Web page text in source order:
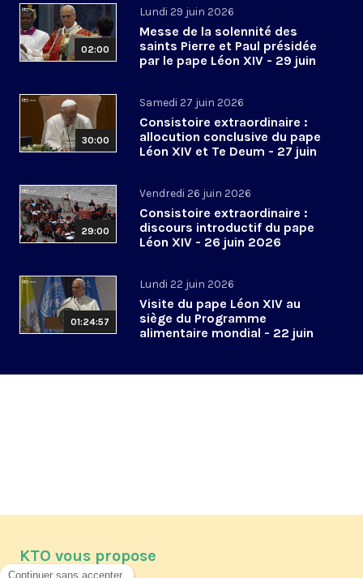
02:00
Lundi 29 juin 2026
Messe de la solennité des
saints Pierre et Paul présidée
par le pape Léon XIV - 29 juin
30:00
Samedi 27 juin 2026
Consistoire extraordinaire :
allocution conclusive du pape
Léon XIV et Te Deum - 27 juin
29:00
Vendredi 26 juin 2026
Consistoire extraordinaire :
discours introductif du pape
Léon XIV - 26 juin 2026
01:24:57
Lundi 22 juin 2026
Visite du pape Léon XIV au
siège du Programme
alimentaire mondial - 22 juin
KTO vous propose